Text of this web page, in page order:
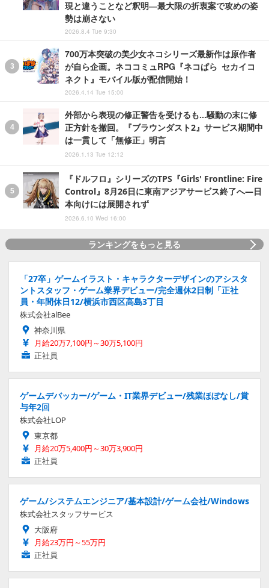
現と違うことなど釈明―最大限の折衷案で攻めの姿
勢は崩さない
2026.8.4 Tue 9:30
700万本突破の美少女ネコシリーズ最新作は原作者
が自ら企画。ネココミュRPG『ネコぱら セカイコ
ネクト』モバイル版が配信開始！
2026.4.14 Tue 15:00
外部から表現の修正警告を受けるも…騒動の末に修
正方針を撤回。『ブラウンダスト2』サービス期間中
は一貫して「無修正」明言
2026.1.13 Tue 12:12
『ドルフロ』シリーズのTPS『Girls' Frontline: Fire
Control』8月26日に東南アジアサービス終了へ―日
本向けには展開されず
2026.6.10 Wed 16:00
ランキングをもっと見る
「27卒」ゲームイラスト・キャラクターデザインのアシスタ
ントスタッフ・ゲーム業界デビュー/完全週休2日制「正社
員・年間休日12/横浜市西区高島3丁目
株式会社alBee
神奈川県
月給20万7,100円～30万5,100円
正社員
ゲームデバッカー/ゲーム・IT業界デビュー/残業ほぼなし/賞
与年2回
株式会社LOP
東京都
月給20万5,400円～30万3,900円
正社員
ゲーム/システムエンジニア/基本設計/ゲーム会社/Windows
株式会社スタッフサービス
大阪府
月給23万円～55万円
正社員